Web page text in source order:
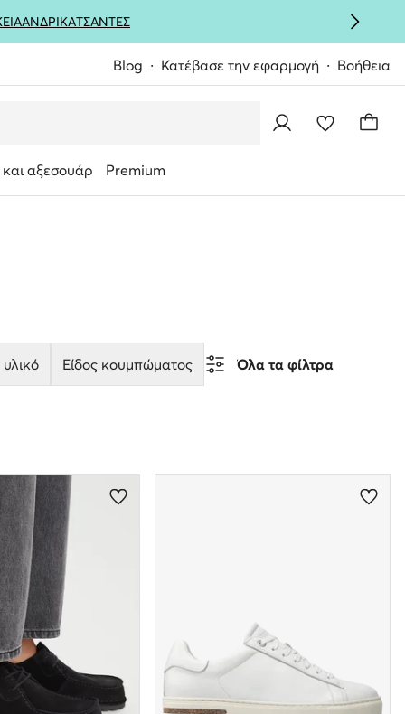
ΑΝΔΡΙΚΑΤΣΑΝΤΕΣ
Blog Κατέβασε την εφαρμογή Βοήθεια
αξεσουάρ Premium
Είδος κουμπώματος Όλα τα φίλτρα